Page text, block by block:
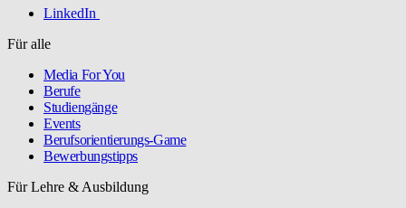
LinkedIn
Für alle
Media For You
Berufe
Studiengänge
Events
Berufsorientierungs-Game
Bewerbungstipps
Für Lehre & Ausbildung